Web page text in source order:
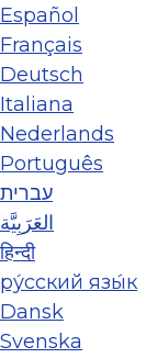
Español
Français
Deutsch
Italiana
Nederlands
Português
עברית
العَرَبِيَّة
हिन्दी
ру́сский язы́к
Dansk
Svenska